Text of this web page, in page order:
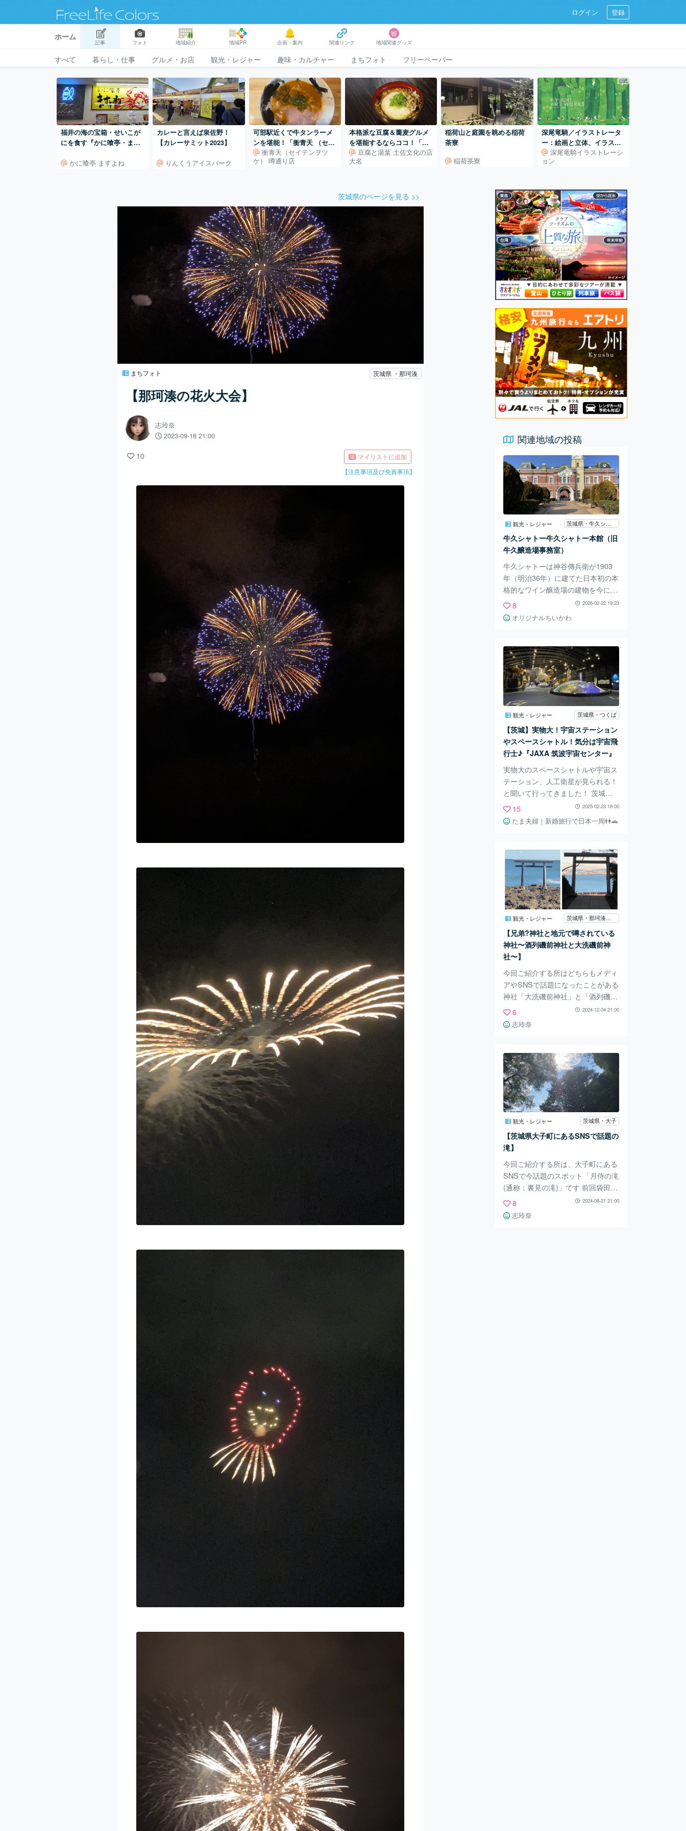
ログイン 登録
ホーム
記事 フォト 地域紹介 地域PR 企画・案内 関連リンク 地域関連グッズ
すべて 暮らし・仕事 グルメ・お店 観光・レジャー 趣味・カルチャー まちフォト フリーペーパー
福井の海の宝箱・せいこが
にを食す『かに喰亭・ます
かに喰亭 ますよね
カレーと言えば泉佐野！
【カレーサミット2023】
りんくうアイスパーク
可部駅近くで牛タンラーメ
ンを堪能！「衝青天 （セイ
テンヲ ツケ）噂通り店」
（広島県安佐北区可部）
衝青天（セイテンヲツ
ケ） 噂通り店
本格派な豆腐＆蕎麦グルメ
を堪能するならココ！「豆
腐と湯葉 土佐文化の店 大
名」
豆腐と湯葉 土佐文化の店
大名
稲荷山と庭園を眺める稲荷
茶寮
稲荷茶寮
公式
深尾竜騎／イラストレータ
ー：絵画と立体、イラスト
レーションの世界
深尾竜騎イラストレーシ
ョン
茨城県のページを見る >>
まちフォト 茨城県 ・那珂湊
【那珂湊の花火大会】
志玲奈
2023-09-18 21:00
10
マイリストに追加
【注意事項及び免責事項】
関連地域の投稿
観光・レジャー
牛久シャトー牛久シャトー本館（旧
牛久醸造場事務室）
牛久シャトーは神谷傳兵衛が1903
年（明治36年）に建てた日本初の本
格的なワイン醸造場の建物を今に残
す施設です。 当時の壮麗なまま今
も建ち続ける牛久醸造場の事務室・
醗酵室・貯蔵庫は、明治中の歴史的
性、また明治期の意匠の資料として
も価値が高いとして国の重要文化財
に指定されています。 神谷傳兵衛
は1856年(安政3年)に誕生し、日本
初の本格的ワイン醸造場を完成させ
ました。かつてワイン醗酵室だった
建物で、明治時代・大正時代を駆け
抜けた熱い想いが残されています。
ここではお
8 2026-02-22 19:23
オリジナルちいかわ
観光・レジャー 茨城県・つくば
【茨城】実物大！宇宙ステーション
やスペースシャトル！気分は宇宙飛
行士♪『JAXA 筑波宇宙センター』
実物大のスペースシャトルや宇宙ス
テーション、人工衛星が見られる！
と聞いて行ってきました！ 茨城県
つくば市。 綺麗な家々が並ぶ閑静
な住宅地を抜けると… 巨大なスペ
ースシャトルが出迎えてくれまし
宙センター」🚀 日本の宇宙開発の
中核を担う重要な拠点の一つで、研
究開発や試験が日々行われている場
所。 この施設内には、一般の人向
けに無料で見学できる展示施設があ
ります！ その名も「スペースドー
ム」！ 実物大のロケットや人工衛
星のモデルなどが展示されていて、
日本の宇宙開発
15 2025-02-23 18:00
たま夫婦｜新婚旅行で日本一周👫🚗
観光・レジャー 茨城県・那珂湊・大洗
【兄弟?神社と地元で噂されている
神社〜酒列磯前神社と大洗磯前神
社〜】
今回ご紹介する所はどちらもメディ
アやSNSで話題になったことがある
神社「大洗磯前神社」と「酒列磯前
神社」です。しかもこの2つの神社
は兄弟？神社とも言われているので
すが、その理由もご紹介します。
ちなか市にありSNSやメディアでも
取り上げられた事がある神社「酒列
磯前神社」です 酒列磯前神社は、
病気平癒の神社としても知られる神
社で、「酒列磯前神社の樹叢」や
「海の見える鳥居」も有名です。ど
ちらも神秘的でとても素敵な場所で
す。そして、二の鳥居の近くには
「幸運の亀」が奉納さ
6 2024-12-04 21:00
志玲奈
観光・レジャー 茨城県・大子
【茨城県大子町にあるSNSで話題の
滝】
今回ご紹介する所は、大子町にある
SNSで今話題のスポット「月侍の滝
(通称：裏見の滝)」です 前回袋田の
滝を紹介しましたが、今回はこちら
の滝を紹介します。 月侍の滝はGoo
gleマップの説明によると「落差 17
8 2024-08-21 21:00
志玲奈